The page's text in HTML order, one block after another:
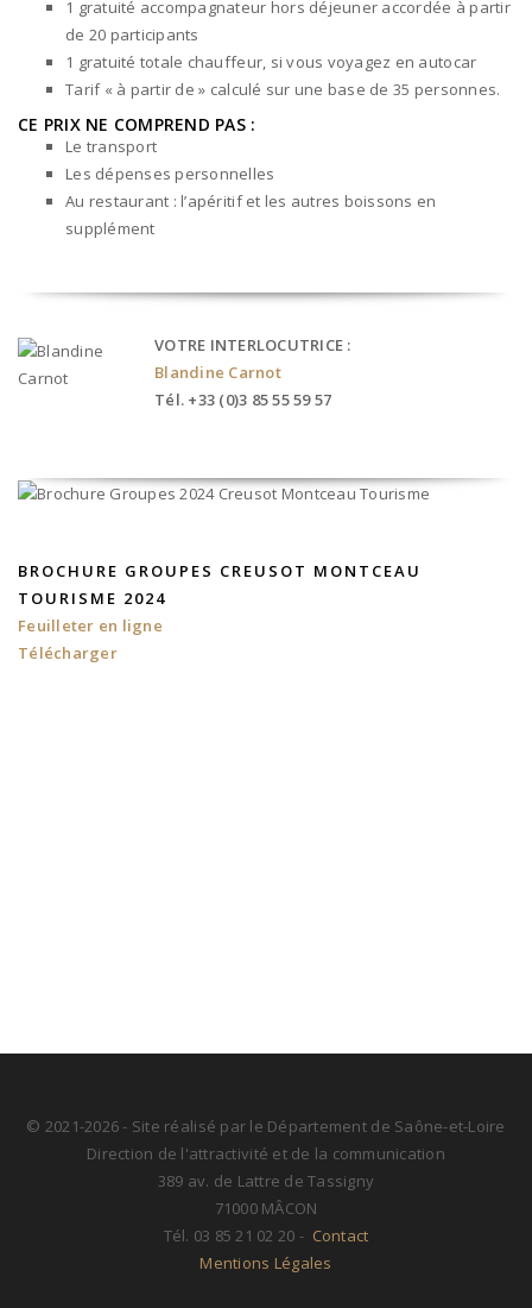
1 gratuité accompagnateur hors déjeuner accordée à partir
de 20 participants
1 gratuité totale chauffeur, si vous voyagez en autocar
Tarif « à partir de » calculé sur une base de 35 personnes.
CE PRIX NE COMPREND PAS :
Le transport
Les dépenses personnelles
Au restaurant : l’apéritif et les autres boissons en
supplément
VOTRE INTERLOCUTRICE :
Blandine Carnot
Tél. +33 (0)3 85 55 59 57
BROCHURE GROUPES CREUSOT MONTCEAU
TOURISME 2024
Feuilleter en ligne
Télécharger
© 2021-2026 - Site réalisé par le Département de Saône-et-Loire
Direction de l'attractivité et de la communication
389 av. de Lattre de Tassigny
71000 MÂCON
Tél. 03 85 21 02 20 - Contact
Mentions Légales